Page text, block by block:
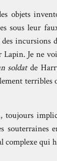
objets
sous leur
des
Je ne
soldatde
toujours
complexe